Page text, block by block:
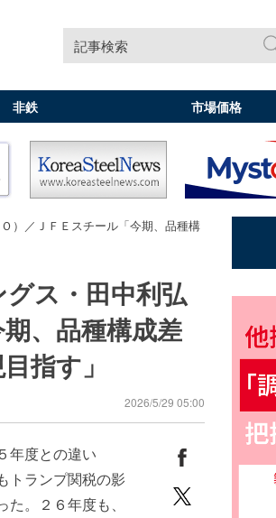
記事検索
非鉄 市場価格
）／ＪＦＥスチール「今期、品種構
ス・田中利弘
、品種構成差
指す」
2026/5/29 05:00
年度との違い
ランプ関税の影
。２６年度も、